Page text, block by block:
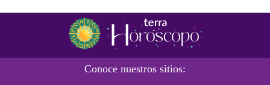
Conoce nuestros sitios: